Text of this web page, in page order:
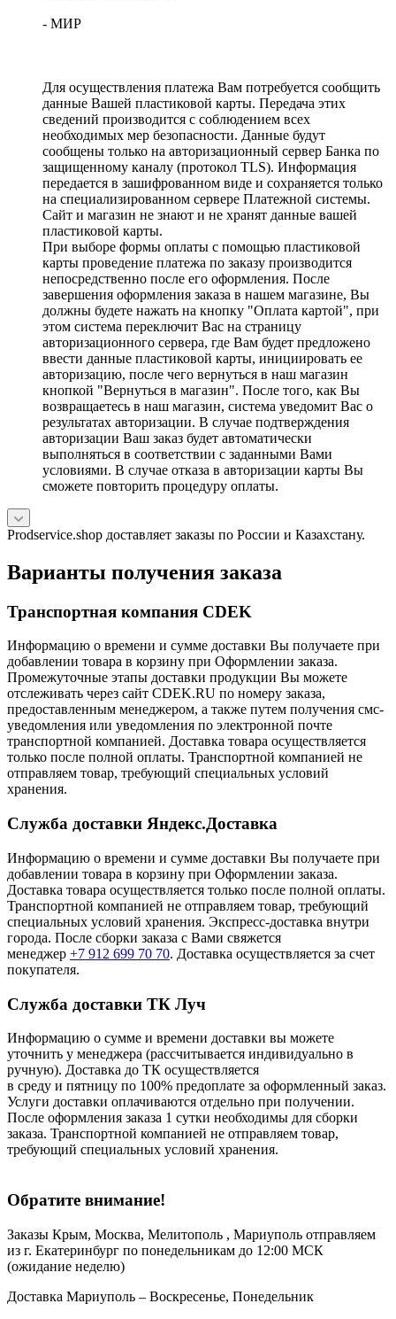
- МИР
Для осуществления платежа Вам потребуется сообщить
данные Вашей пластиковой карты. Передача этих
сведений производится с соблюдением всех
необходимых мер безопасности. Данные будут
сообщены только на авторизационный сервер Банка по
защищенному каналу (протокол TLS). Информация
передается в зашифрованном виде и сохраняется только
на специализированном сервере Платежной системы.
Сайт и магазин не знают и не хранят данные вашей
пластиковой карты.
При выборе формы оплаты с помощью пластиковой
карты проведение платежа по заказу производится
непосредственно после его оформления. После
завершения оформления заказа в нашем магазине, Вы
должны будете нажать на кнопку "Оплата картой", при
этом система переключит Вас на страницу
авторизационного сервера, где Вам будет предложено
ввести данные пластиковой карты, инициировать ее
авторизацию, после чего вернуться в наш магазин
кнопкой "Вернуться в магазин". После того, как Вы
возвращаетесь в наш магазин, система уведомит Вас о
результатах авторизации. В случае подтверждения
авторизации Ваш заказ будет автоматически
выполняться в соответствии с заданными Вами
условиями. В случае отказа в авторизации карты Вы
сможете повторить процедуру оплаты.
Prodservice.shop доставляет заказы по России и Казахстану.
Варианты получения заказа
Транспортная компания CDEK
Информацию о времени и сумме доставки Вы получаете при
добавлении товара в корзину при Оформлении заказа.
Промежуточные этапы доставки продукции Вы можете
отслеживать через сайт CDEK.RU по номеру заказа,
предоставленным менеджером, а также путем получения смс-
уведомления или уведомления по электронной почте
транспортной компанией. Доставка товара осуществляется
только после полной оплаты. Транспортной компанией не
отправляем товар, требующий специальных условий
хранения.
Служба доставки Яндекс.Доставка
Информацию о времени и сумме доставки Вы получаете при
добавлении товара в корзину при Оформлении заказа.
Доставка товара осуществляется только после полной оплаты.
Транспортной компанией не отправляем товар, требующий
специальных условий хранения. Экспресс-доставка внутри
города. После сборки заказа с Вами свяжется
менеджер +7 912 699 70 70. Доставка осуществляется за счет
покупателя.
Служба доставки ТК Луч
Информацию о сумме и времени доставки вы можете
уточнить у менеджера (рассчитывается индивидуально в
ручную). Доставка до ТК осуществляется
в среду и пятницу по 100% предоплате за оформленный заказ.
Услуги доставки оплачиваются отдельно при получении.
После оформления заказа 1 сутки необходимы для сборки
заказа. Транспортной компанией не отправляем товар,
требующий специальных условий хранения.
Обратите внимание!
Заказы Крым, Москва, Мелитополь , Мариуполь отправляем
из г. Екатеринбург по понедельникам до 12:00 МСК
(ожидание неделю)
Доставка Мариуполь – Воскресенье, Понедельник